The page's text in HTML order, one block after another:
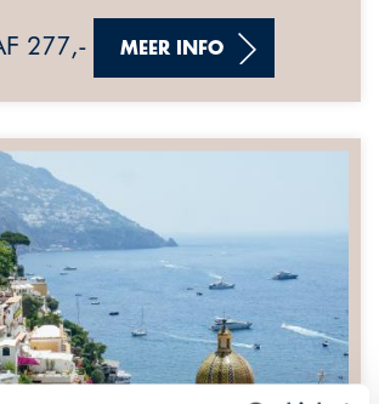
277,- MEER INFO